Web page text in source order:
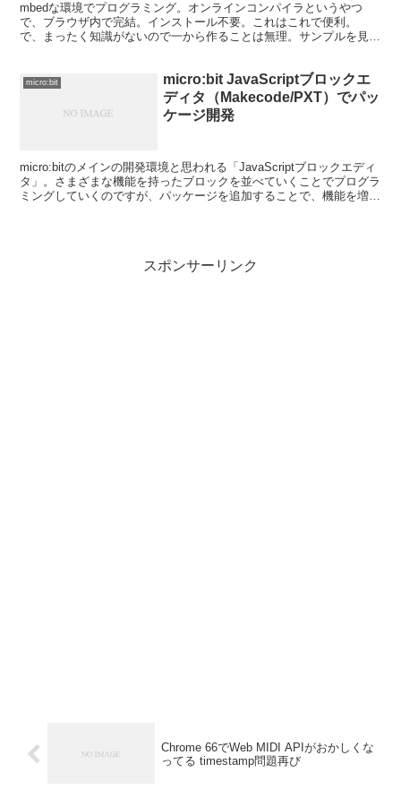
mbedな環境でプログラミング。オンラインコンパイラというやつ
で、ブラウザ内で完結。インストール不要。これはこれで便利。
で、まったく知識がないので一から作ることは無理。サンプルを見な
micro:bit
micro:bit JavaScriptブロックエ
ディタ（Makecode/PXT）でパッ
ケージ開発
micro:bitのメインの開発環境と思われる「JavaScriptブロックエディ
タ」。さまざまな機能を持ったブロックを並べていくことでプログラ
ミングしていくのですが、パッケージを追加することで、機能を増や
スポンサーリンク
Chrome 66でWeb MIDI APIがおかしくな
ってる timestamp問題再び